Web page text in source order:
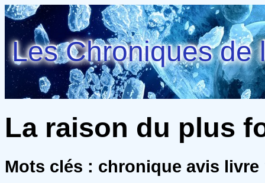
Les Chroniques de
La raison du plus
Mots clés : chronique avis